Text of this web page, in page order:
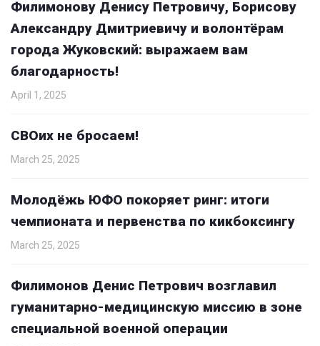
Филимонову Денису Петровичу, Борисову
Александру Дмитриевичу и волонтёрам
города Жуковский: выражаем вам
благодарность!
April 1, 2025
СВОих не бросаем!
March 25, 2025
Молодёжь ЮФО покоряет ринг: итоги
чемпионата и первенства по кикбоксингу
March 25, 2025
Филимонов Денис Петрович возглавил
гуманитарно-медицинскую миссию в зоне
специальной военной операции